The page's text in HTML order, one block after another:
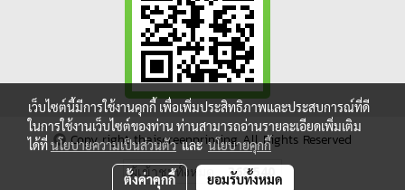
Copy right thaiscreenprinting All Rights Reserved
ผู้เข้าชมทั้งหมด 368,540
เว็บไซต์นี้มีการใช้งานคุกกี้ เพื่อเพิ่มประสิทธิภาพและประสบการณ์ที่ดี
ในการใช้งานเว็บไซต์ของท่าน ท่านสามารถอ่านรายละเอียดเพิ่มเติม
ได้ที่นโยบายความเป็นส่วนตัวและนโยบายคุกกี้
ตั้งค่าคุกกี้ ยอมรับทั้งหมด